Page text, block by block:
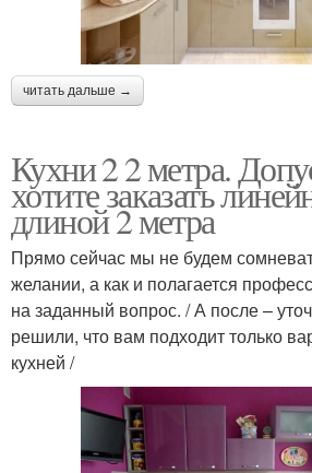
читать дальше →
Кухни 2 2 метра.
хотите заказать
длиной 2 метра
Прямо сейчас мы не будем
желании, а как и полагается
на заданный вопрос. / А после –
решили, что вам подходит только
кухней /